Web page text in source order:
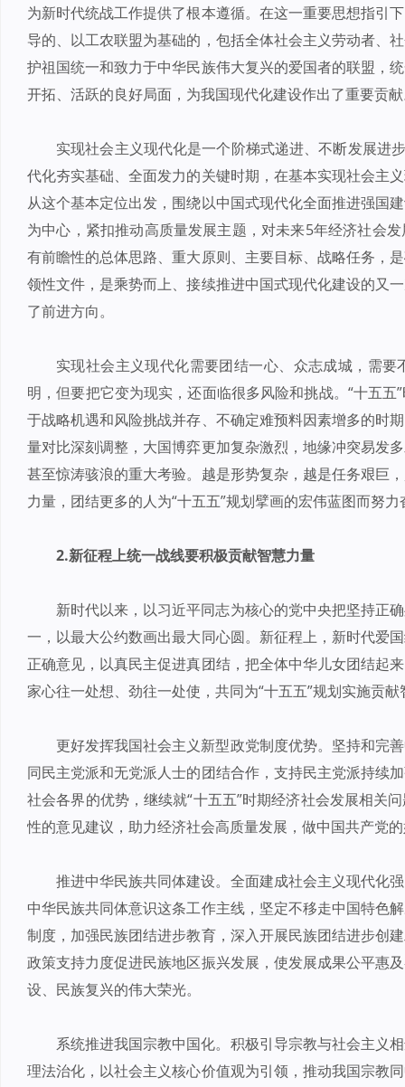
为新时代统战工作提供了根本遵循。在这一重要思想指引
导的、以工农联盟为基础的，包括全体社会主义劳动者、
护祖国统一和致力于中华民族伟大复兴的爱国者的联盟，
开拓、活跃的良好局面，为我国现代化建设作出了重要贡
实现社会主义现代化是一个阶梯式递进、不断发展进
代化夯实基础、全面发力的关键时期，在基本实现社会主
从这个基本定位出发，围绕以中国式现代化全面推进强国
为中心，紧扣推动高质量发展主题，对未来5年经济社会
有前瞻性的总体思路、重大原则、主要目标、战略任务，
领性文件，是乘势而上、接续推进中国式现代化建设的又
了前进方向。
实现社会主义现代化需要团结一心、众志成城，需
明，但要把它变为现实，还面临很多风险和挑战。“十五
于战略机遇和风险挑战并存、不确定难预料因素增多的时
量对比深刻调整，大国博弈更加复杂激烈，地缘冲突易发
甚至惊涛骇浪的重大考验。越是形势复杂，越是任务艰巨
力量，团结更多的人为“十五五”规划擘画的宏伟蓝图而努力
2.新征程上统一战线要积极贡献智慧力量
新时代以来，以习近平同志为核心的党中央把坚持正
一，以最大公约数画出最大同心圆。新征程上，新时代爱
正确意见，以真民主促进真团结，把全体中华儿女团结起
家心往一处想、劲往一处使，共同为“十五五”规划实施贡
更好发挥我国社会主义新型政党制度优势。坚持和完
同民主党派和无党派人士的团结合作，支持民主党派持续
社会各界的优势，继续就“十五五”时期经济社会发展相关
性的意见建议，助力经济社会高质量发展，做中国共产党
推进中华民族共同体建设。全面建成社会主义现代化
中华民族共同体意识这条工作主线，坚定不移走中国特色
制度，加强民族团结进步教育，深入开展民族团结进步创
政策支持力度促进民族地区振兴发展，使发展成果公平惠
设、民族复兴的伟大荣光。
系统推进我国宗教中国化。积极引导宗教与社会主义
理法治化，以社会主义核心价值观为引领，推动我国宗教